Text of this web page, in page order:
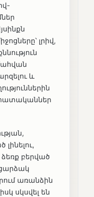
լրիվ,
և
բերված
առանձին
սկսվել են